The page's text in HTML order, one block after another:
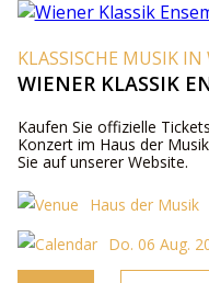
KLASSISCHE MUSIK IN
WIENER KLASSIK
Kaufen Sie offizielle
Konzert im Haus der
Sie auf unserer Website.
Haus der Musik
Do. 06 Aug.